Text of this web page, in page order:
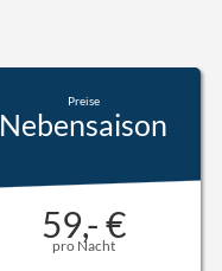
Preise
Neben­saison
59,- €
pro Nacht